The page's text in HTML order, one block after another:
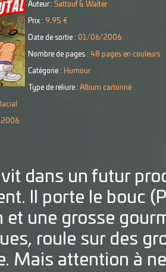
Auteur : Sattouf & Walter
Prix : 9,95 €
Date de sortie : 01/06/2006
Nombre de pages : 48 pages en couleurs
Catégorie : Humour
Type de reliure : Album cartonné
vit dans un futur
Il porte le bouc
et une grosse
roule sur des
Mais attention à